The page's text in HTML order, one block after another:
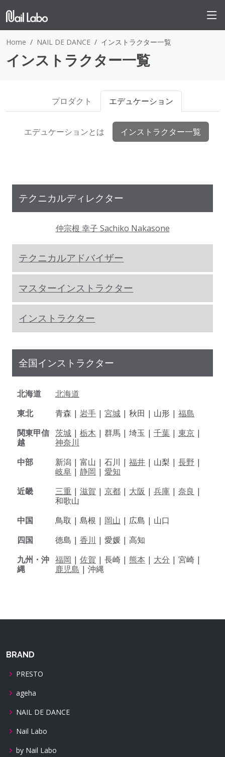
Home NAIL DE DANCE インストラクター一覧
インストラクター一覧
プロダクト エデュケーション
エデュケーションとは インストラクター一覧
テクニカルディレクター
仲宗根 幸子 Sachiko Nakasone
テクニカルアドバイザー
マスターインストラクター
インストラクター
全国インストラクター
北海道
北海道
東北
青森 | 岩手 | 宮城 | 秋田 | 山形 | 福島
関東甲信
越
茨城 | 栃木 | 群馬 | 埼玉 | 千葉 | 東京 |
神奈川
中部
新潟 | 富山 | 石川 | 福井 | 山梨 | 長野 |
岐阜 | 静岡 | 愛知
近畿
三重 | 滋賀 | 京都 | 大阪 | 兵庫 | 奈良 |
和歌山
中国
鳥取 | 島根 | 岡山 | 広島 | 山口
四国
徳島 | 香川 | 愛媛 | 高知
九州・沖
縄
福岡 | 佐賀 | 長崎 | 熊本 | 大分 | 宮崎 |
鹿児島 | 沖縄
BRAND
PRESTO
ageha
NAIL DE DANCE
Nail Labo
by Nail Labo